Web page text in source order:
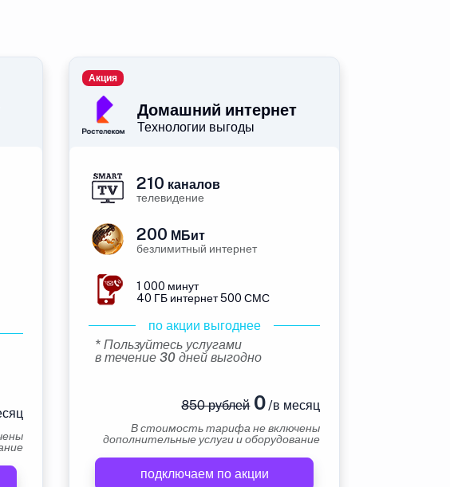
Домашний интернет
Технологии выгоды
Акция
210 каналов
телевидение
200 МБит
безлимитный интернет
1 000 минут
40 ГБ интернет 500 СМС
по акции выгоднее
* Пользуйтесь услугами
в течение 30 дней выгодно
850 рублей0/в месяц
В стоимость тарифа не включены
дополнительные услуги и оборудование
подключаем по акции